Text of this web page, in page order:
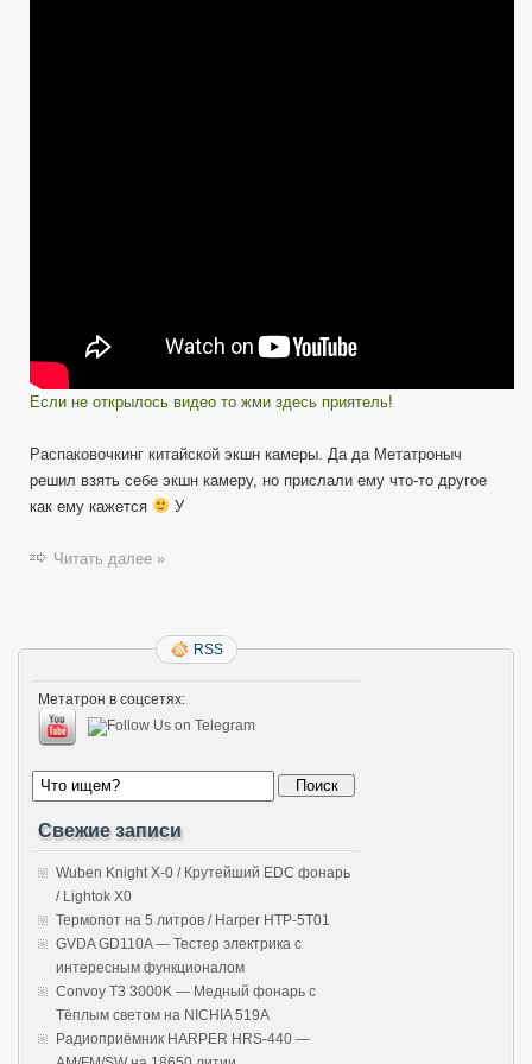
Если не открылось видео то жми здесь приятель!
Распаковочкинг китайской экшн камеры. Да да Метатроныч
решил взять себе экшн камеру, но прислали ему что-то другое
как ему кажется
У
Читать далее »
RSS
Метатрон в соцсетях:
Свежие записи
Wuben Knight X-0 / Крутейший EDC фонарь
/ Lightok X0
Термопот на 5 литров / Harper HTP-5T01
GVDA GD110A — Тестер электрика с
интересным функционалом
Convoy T3 3000K — Медный фонарь с
Тёплым светом на NICHIA 519A
Радиоприёмник HARPER HRS-440 —